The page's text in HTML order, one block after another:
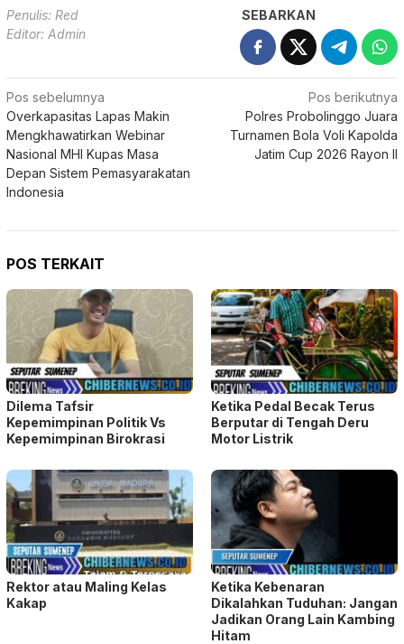
Penulis: Red
Editor: Admin
SEBARKAN
Navigasi
pos
Pos sebelumnya
Overkapasitas Lapas Makin
Mengkhawatirkan Webinar
Nasional MHI Kupas Masa
Depan Sistem Pemasyarakatan
Indonesia
Pos berikutnya
Polres Probolinggo Juara
Turnamen Bola Voli Kapolda
Jatim Cup 2026 Rayon II
POS TERKAIT
Dilema Tafsir
Kepemimpinan Politik Vs
Kepemimpinan Birokrasi
Ketika Pedal Becak Terus
Berputar di Tengah Deru
Motor Listrik
Rektor atau Maling Kelas
Kakap
Ketika Kebenaran
Dikalahkan Tuduhan: Jangan
Jadikan Orang Lain Kambing
Hitam